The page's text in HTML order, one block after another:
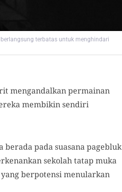
terbatas untuk menghindari
mengandalkan permainan
membikin sendiri
berada pada suasana pagebluk
sekolah tatap muka
berpotensi menularkan